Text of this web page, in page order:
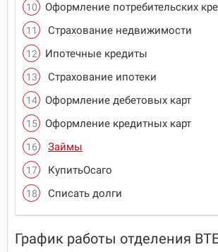
Оформление потребительских
Страхование недвижимости
Ипотечные кредиты
Страхование ипотеки
Оформление дебетовых карт
Оформление кредитных карт
Займы
КупитьОсаго
Списать долги
График работы отделения